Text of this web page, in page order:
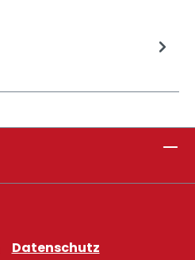
Datenschutz